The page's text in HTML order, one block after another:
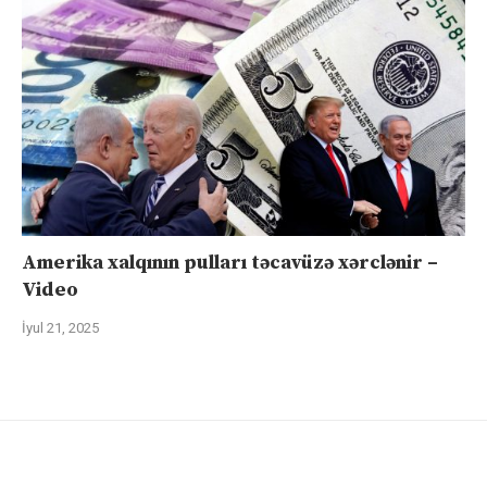
Amerika xalqının pulları təcavüzə xərclənir –
Video
İyul 21, 2025